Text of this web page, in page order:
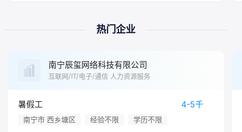
热门企业
南宁辰玺网络科技有限公司
互联网/IT/电子/通信 人力资源服务
暑假工 4-5千
南宁市 西乡塘区 经验不限 学历不限